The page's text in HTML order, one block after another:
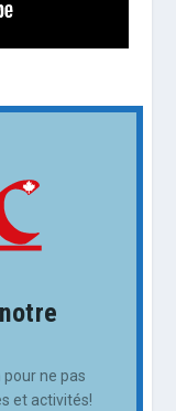
ne pas
et activités!